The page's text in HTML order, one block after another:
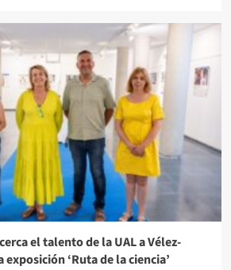
el talento de la UAL a Vélez-
‘Ruta de la ciencia’